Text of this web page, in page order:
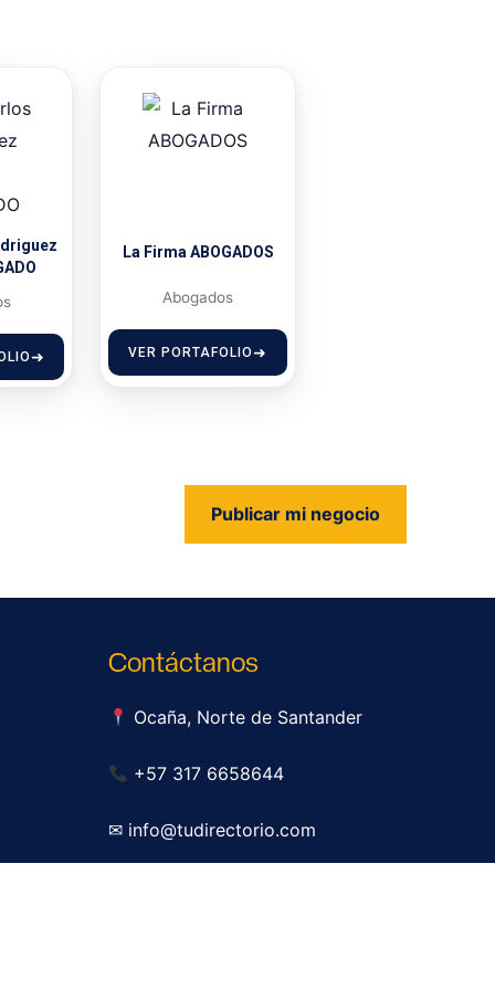
La Firma ABOGADOS
Abogados
VER PORTAFOLIO
Publicar mi negocio
Contáctanos
Ocaña, Norte de Santander
+57 317 6658644
✉ info@tudirectorio.com